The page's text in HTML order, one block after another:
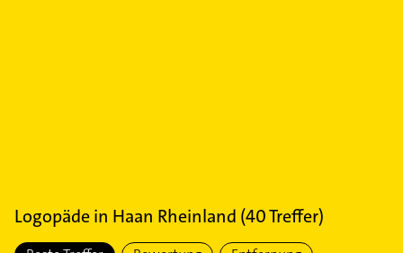
Logopädein Haan Rheinland (40Treffer)